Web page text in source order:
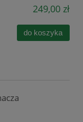
249,00 zł
do koszyka